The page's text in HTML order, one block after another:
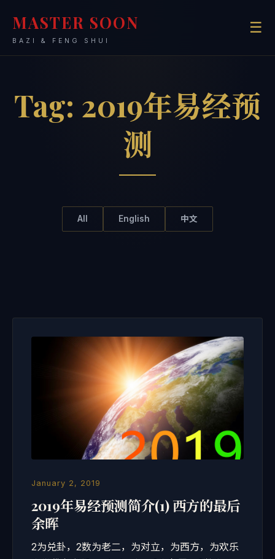
MASTER SOON
BAZI & FENG SHUI
☰
Tag: 2019年易经预
测
All English 中文
January 2, 2019
2019年易经预测简介(1) 西方的最后
余晖
2为兑卦，2数为老二，为对立，为西方，为欢乐